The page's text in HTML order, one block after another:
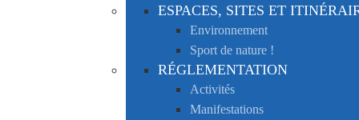
ESPACES, SITES ET
Environnement
Sport de nature !
RÉGLEMENTATION
Activités
Manifestations